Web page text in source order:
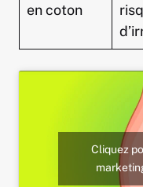
en coton
Cliquez